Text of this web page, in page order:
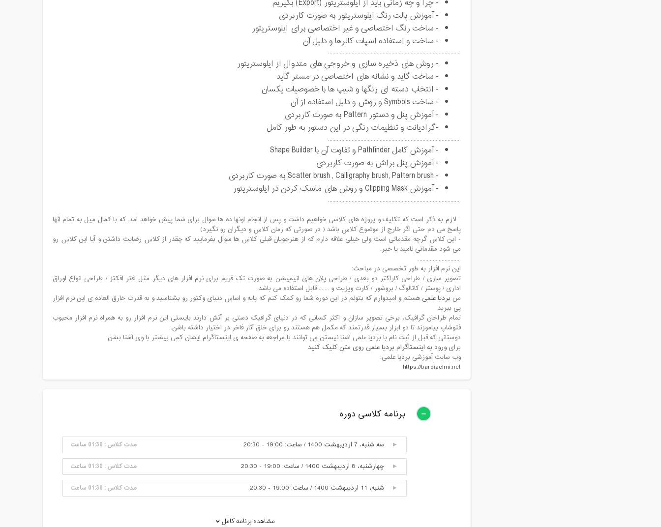
- چرا و چه زمانی باید از ایلوستریتور (Export) بگیریم
- آموزش پالت رنگ ایلوستریتور به صورت کاربردی
- ساخت رنگ اختصاصی و غیر اختصاصی برای ایلوستریتور
- ساخت و استفاده اسپات کالرها و دلیل آن
..........................................................................................
- روش های ذخیره سازی و خروجی های متدوال از ایلوستریتور
- ساخت گاید و نشانه های اختصاصی در مستر گاید
- انتخاب دسته ای رنگها و شیپ ها با خصوصیات یکسان
- ساخت Symbols و روش و دلیل استفاده از آن
- آموزش پنل و دستور Pattern به صورت کاربردی
-گرادیانت و تنظیمات رنگی در این دستور به طور کامل
..........................................................................................
- آموزش کامل Pathfinder و تفاوت آن با Shape Builder
- آموزش پنل براش به صورت کاربردی
- Scatter brush , Calligraphy brush, Pattern brush به صورت کاربردی
- آموزش Clipping Mask و روش های ماسک کردن در ایلوستریتور
..........................................................................................
- لازم به ذکر است که تکلیف و پروژه های کلاسی خواهیم داشت و پس از انجام اونها ده ها سوال برای شما پیش خواهد آمد. که با کمال میل به تمام آنها
پاسخ می دم حتی اگر خارج از موضوع کلاس باشد ( در صورتی که زمان کلاس و دیگران رو نگیرد)
- این کلاس گرچه مقدماتی است ولی خیلی علاقه دارم که از هنرجویان قبلی کلاس ها سوال بفرمایید که چقدر از کلاس رضایت داشتن و آیا این کلاس رو
می شود مقدماتی نامید یا خیر.
.............................
این نرم افزار به طور تخصصی در مباحث:
تصویر سازی / طراحی کاراکتر دو بعدی / طراحی پلان های انیمیشن به صورت تک فریم برای نرم افزار های دیگر مثل افتر افکتز / طراحی انواع اوراق
اداری / پوستر / کاتالوگ / بروشور / کارت ویزیت و ....... قابل استفاده می باشد.
من بردیا علمی هستم و امیدوارم که بتونم در این دوره شما رو کمک کنم که پایه و اساس دنیای وکتور رو بشناسید و به قدرت خارق العاده ی این نرم افزار
پی ببرید.
تمام طراحان گرافیک، برخی تصویر سازان و اکثر کسانی که در دنیای گرافیک دستی بر آتش دارند بایستی این نرم افزار رو به همراه نرم افزار محبوب
فتوشاپ بیاموزند تا دو ابزار بسیار قدرتمند که مکمل هم هستند رو برای خلق آثار فاخر در اختیار داشته باشن.
دوستانی که قبل از ثبت نام با بردیا علمی آشنا نیستن می توانند با مراجعه به صفحه ی اینستاگرام ایشان کمی بیشتر با وی آشنا بشن.
برایورود به اینستاگرام بردیا علمی روی متن کلیک کنید
وب سایت آموزشی بردیا علمی:
https://bardiaelmi.net
برنامه کلاسی دوره
سه شنبه، 7 اردیبهشت 1400 / ساعت: 19:00 - 20:30 مدت کلاس : 01:30 ساعت
چهارشنبه، 8 اردیبهشت 1400 / ساعت: 19:00 - 20:30 مدت کلاس : 01:30 ساعت
شنبه، 11 اردیبهشت 1400 / ساعت: 19:00 - 20:30 مدت کلاس : 01:30 ساعت
مشاهده برنامه کامل